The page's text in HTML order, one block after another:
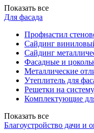
Показать все
Для фасада
Профнастил
Сайдинг
Сайдинг
Фасадные и
Металлические
Утеплитель для
Решетки на
Комплектующие
Показать все
Благоустройство дачи и